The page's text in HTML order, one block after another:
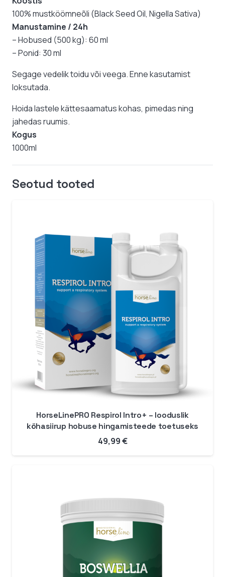
100% mustköömneõli (Black Seed Oil, Nigella Sativa)
Manustamine / 24h
– Hobused (500 kg): 60 ml
– Ponid: 30 ml
Segage vedelik toidu või veega. Enne kasutamist
loksutada.
Hoida lastele kättesaamatus kohas, pimedas ning
jahedas ruumis.
Kogus
1000ml
Seotud tooted
HorseLinePRO Respirol Intro+ – looduslik
köhasiirup hobuse hingamisteede toetuseks
49,99€